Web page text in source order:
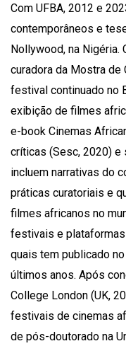
Com UFBA, 2012 e
contemporâneos e
Nollywood, na Nigéria.
curadora da Mostra de
festival continuado no
exibição de filmes
e-book Cinemas
críticas (Sesc, 2020)
incluem narrativas do
práticas curatoriais e
filmes africanos no
festivais e
quais tem publicado
últimos anos. Após
College London (UK,
festivais de cinemas
de pós-doutorado na